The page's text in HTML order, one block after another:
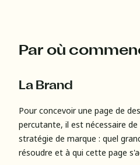
Par où
La Brand
Pour concevoir une page de
percutante, il est nécessaire
stratégie de marque : quel
résoudre et à qui cette page